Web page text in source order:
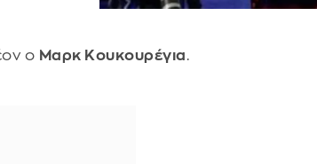
ο Μαρκ Κουκουρέγια.